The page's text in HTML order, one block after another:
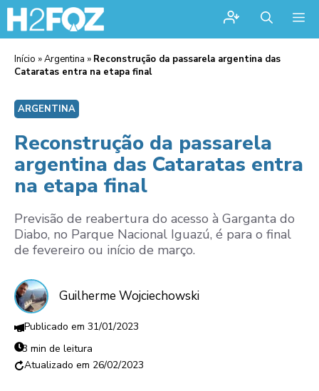
Início »Argentina » Reconstrução da passarela argentina das
Cataratas entra na etapa final
ARGENTINA
Reconstrução da passarela
argentina das Cataratas entra
na etapa final
Previsão de reabertura do acesso à Garganta do
Diabo, no Parque Nacional Iguazú, é para o final
de fevereiro ou início de março.
Guilherme Wojciechowski
31/01/2023
3 min de leitura
26/02/2023